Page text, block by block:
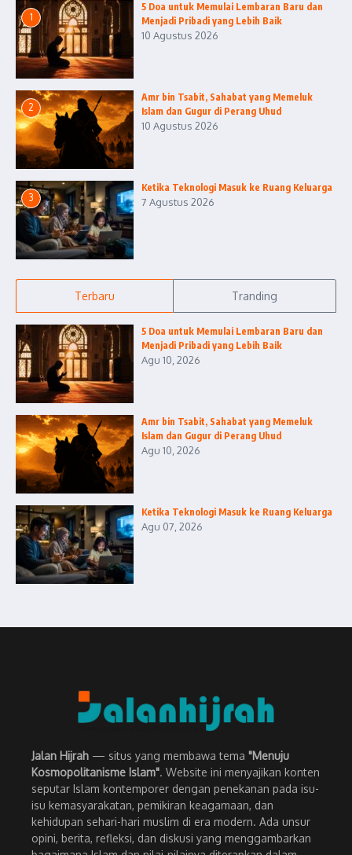
1
5 Doa untuk Memulai Lembaran Baru dan
Menjadi Pribadi yang Lebih Baik
10 Agustus 2026
2
Amr bin Tsabit, Sahabat yang Memeluk
Islam dan Gugur di Perang Uhud
10 Agustus 2026
3
Ketika Teknologi Masuk ke Ruang Keluarga
7 Agustus 2026
Terbaru Tranding
5 Doa untuk Memulai Lembaran Baru dan
Menjadi Pribadi yang Lebih Baik
Agu 10, 2026
Amr bin Tsabit, Sahabat yang Memeluk
Islam dan Gugur di Perang Uhud
Agu 10, 2026
Ketika Teknologi Masuk ke Ruang Keluarga
Agu 07, 2026
Jalan Hijrah — situs yang membawa tema "Menuju
Kosmopolitanisme Islam". Website ini menyajikan konten
seputar Islam kontemporer dengan penekanan pada isu-
isu kemasyarakatan, pemikiran keagamaan, dan
kehidupan sehari-hari muslim di era modern. Ada unsur
opini, berita, refleksi, dan diskusi yang menggambarkan